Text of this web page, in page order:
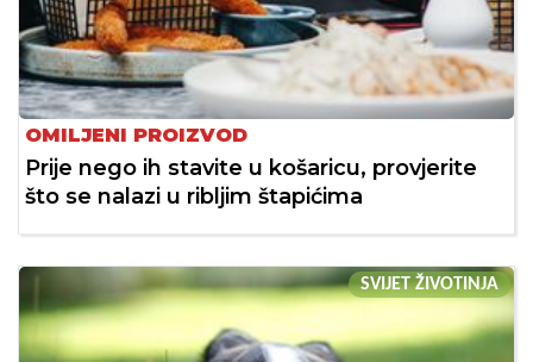
OMILJENI PROIZVOD
Prije nego ih stavite u košaricu, provjerite
što se nalazi u ribljim štapićima
SVIJET ŽIVOTINJA